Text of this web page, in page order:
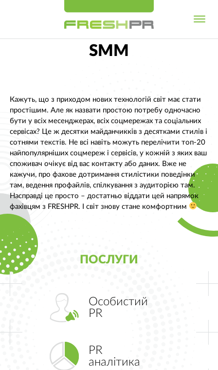
SMM
Кажуть, що з приходом нових технологій світ має стати
простішим. Але як назвати простою потребу одночасно
бути у всіх месенджерах, всіх соцмережах та соціальних
сервісах? Це ж десятки майданчикків з десятками стилів і
сотнями текстів. Не всі навіть можуть перелічити топ-20
найпопулярніших соцмереж і сервісів, у кожній з яких ваш
споживач очікує від вас контакту або даних. Вже не
кажучи, про фахове дотримання стилістики поведінки
там, ведення профайлів, спілкування з аудиторією там.
Насправді це просто – достатньо віддати цей напрямок
фахівцям з FRESHPR. І світ знову стане комфортним
ПОСЛУГИ
Особистий
PR
PR
аналітика